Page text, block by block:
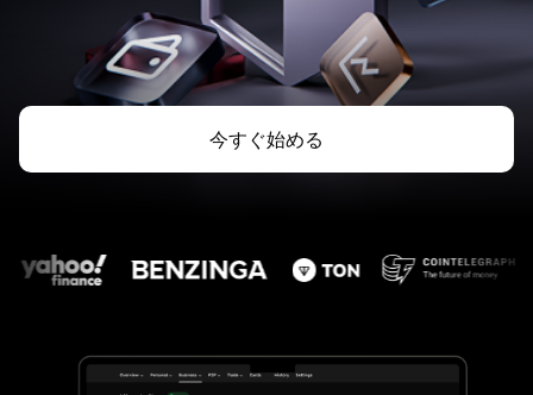
今すぐ始める